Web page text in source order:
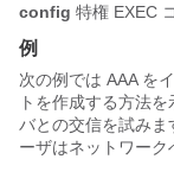
config 特権 EXEC
例
次の例では AAA を
トを作成する方法
バとの交信を試み
ーザはネットワーク